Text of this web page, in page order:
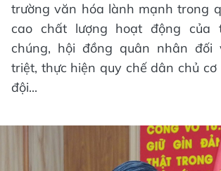
trường văn hóa lành mạnh trong
cao chất lượng hoạt động của
chúng, hội đồng quân nhân đối
triệt, thực hiện quy chế dân chủ
đội...